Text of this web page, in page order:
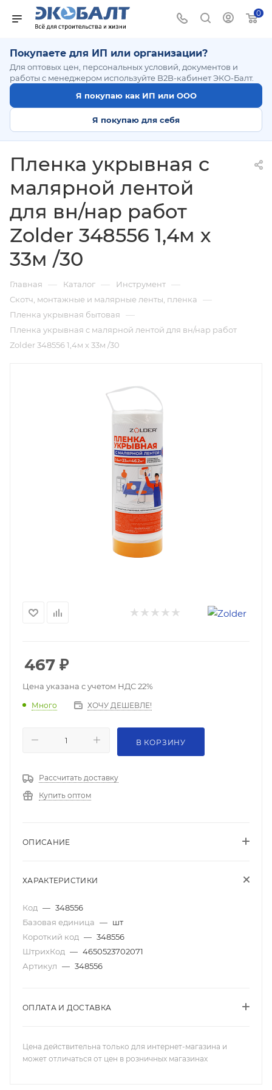
0
Покупаете для ИП или организации?
Для оптовых цен, персональных условий, документов и
работы с менеджером используйте B2B-кабинет ЭКО-Балт.
Я покупаю как ИП или ООО
Я покупаю для себя
Пленка укрывная c
малярной лентой
для вн/нар работ
Zolder 348556 1,4м х
33м /30
Главная — Каталог — Инструмент —
Cкотч, монтажные и малярные ленты, пленка —
Пленка укрывная бытовая —
Пленка укрывная c малярной лентой для вн/нар работ
Zolder 348556 1,4м х 33м /30
467 ₽
Цена указана с учетом НДС 22%
Много ХОЧУ ДЕШЕВЛЕ!
В КОРЗИНУ
Рассчитать доставку
Купить оптом
ОПИСАНИЕ
ХАРАКТЕРИСТИКИ
Код — 348556
Базовая единица — шт
Короткий код — 348556
ШтрихКод — 4650523702071
Артикул — 348556
ОПЛАТА И ДОСТАВКА
Цена действительна только для интернет-магазина и
может отличаться от цен в розничных магазинах